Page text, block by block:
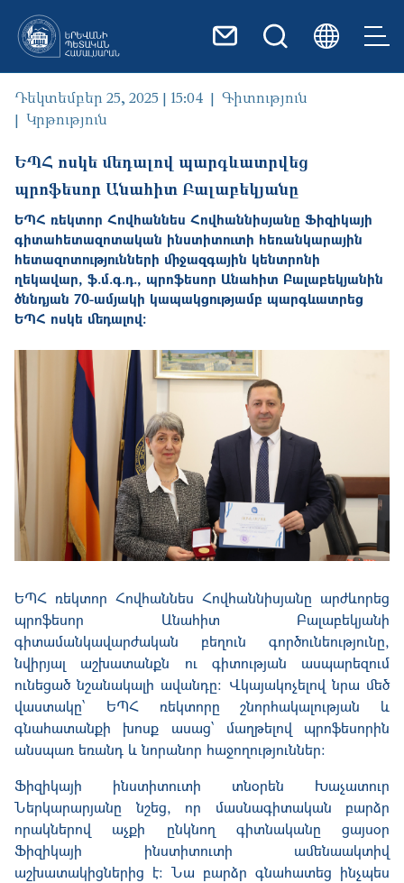
Դեկտեմբեր 25, 2025 | 15:04
Գիտություն
Կրթություն
ԵՊՀ ոսկե մեդալով պարգևատրվեց
պրոֆեսոր Անահիտ Բալաբեկյանը
ԵՊՀ ռեկտոր Հովհաննես Հովհաննիսյանը Ֆիզիկայի
գիտահետազոտական ինստիտուտի հեռանկարային
հետազոտությունների միջազգային կենտրոնի
ղեկավար, ֆ.մ.գ.դ., պրոֆեսոր Անահիտ Բալաբեկյանին
ծննդյան 70-ամյակի կապակցությամբ պարգևատրեց
ԵՊՀ ոսկե մեդալով:
ԵՊՀ ռեկտոր Հովհաննես Հովհաննիսյանը արժևորեց
պրոֆեսոր Անահիտ Բալաբեկյանի
գիտամանկավարժական բեղուն գործունեությունը,
նվիրյալ աշխատանքն ու գիտության ասպարեզում
ունեցած նշանակալի ավանդը: Վկայակոչելով նրա մեծ
վաստակը՝ ԵՊՀ ռեկտորը շնորհակալության և
գնահատանքի խոսք ասաց՝ մաղթելով պրոֆեսորին
անսպառ եռանդ և նորանոր հաջողություններ։
Ֆիզիկայի ինստիտուտի տնօրեն Խաչատուր
Ներկարարյանը նշեց, որ մասնագիտական բարձր
որակներով աչքի ընկնող գիտնականը ցայսօր
Ֆիզիկայի ինստիտուտի ամենաակտիվ
աշխատակիցներից է: Նա բարձր գնահատեց ինչպես